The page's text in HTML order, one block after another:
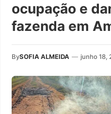
ocupação e
fazenda em
BySOFIA ALMEIDA — junho 18,